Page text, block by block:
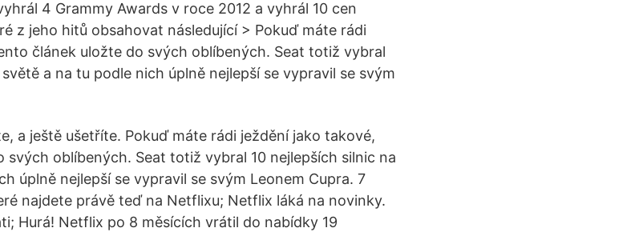
4 Grammy Awards v roce 2012 a vyhrál 10 cen
z jeho hitů obsahovat následující > Pokuď máte rádi
článek uložte do svých oblíbených. Seat totiž vybral
a na tu podle nich úplně nejlepší se vypravil se svým
a ještě ušetříte. Pokuď máte rádi ježdění jako takové,
svých oblíbených. Seat totiž vybral 10 nejlepších silnic na
úplně nejlepší se vypravil se svým Leonem Cupra. 7
najdete právě teď na Netflixu; Netflix láká na novinky.
Hurá! Netflix po 8 měsících vrátil do nabídky 19